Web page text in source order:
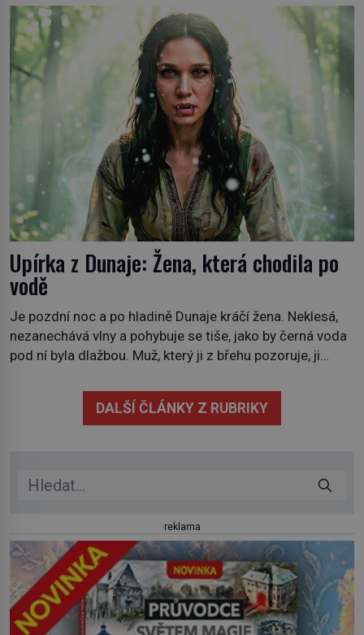
později je mrtvá. Mohla devítiletá Zahlédla vlastní
osud? Dne 21. října 1966 se velšská vesnice Aberfan […]
Upírka z Dunaje: Žena, která chodila po
vodě
Je pozdní noc a po hladině Dunaje kráčí žena. Neklesá,
nezanechává vlny a pohybuje se tiše, jako by černá voda
pod ní byla dlažbou. Muž, který ji z břehu pozoruje, ji
mrtvá celé století. Vesnice Kisiljevo v severovýchodním
Srbsku má s upíry nevyřízené účty. […]
DALŠÍ ČLÁNKY Z RUBRIKY
reklama